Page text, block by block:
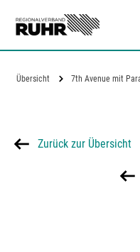
Übersicht
Zurück zur Übersicht